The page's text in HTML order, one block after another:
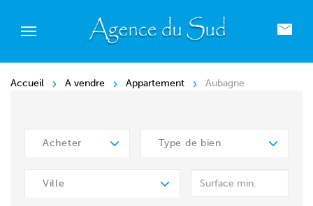
Accueil A vendre Appartement Aubagne
Acheter Type de bien
Ville